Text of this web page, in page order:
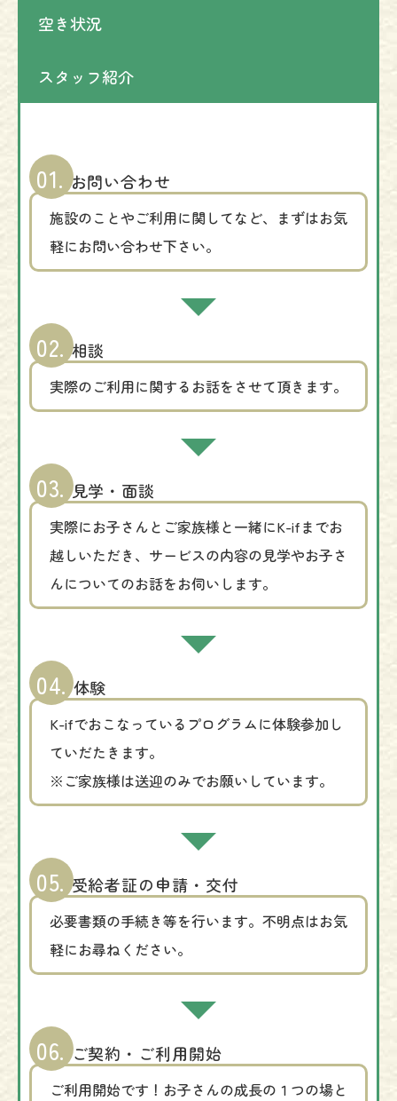
空き状況
スタッフ紹介
01. お問い合わせ
施設のことやご利用に関してなど、まずはお気
軽にお問い合わせ下さい。
02. 相談
実際のご利用に関するお話をさせて頂きます。
03. 見学・面談
実際にお子さんとご家族様と一緒にK-ifまでお
越しいただき、サービスの内容の見学やお子さ
んについてのお話をお伺いします。
04. 体験
K-ifでおこなっているプログラムに体験参加し
ていだたきます。
※ご家族様は送迎のみでお願いしています。
05. 受給者証の申請・交付
必要書類の手続き等を行います。不明点はお気
軽にお尋ねください。
06. ご契約・ご利用開始
ご利用開始です！お子さんの成長の１つの場と